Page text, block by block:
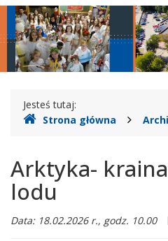
Gdzie
jesteśmy
Jesteś tutaj:
Strona główna
Arktyka-
lodu
Data: 18.02.2026 r., godz. 10.00